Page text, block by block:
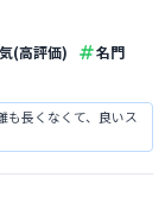
(高評価)
名門
も長くなくて、良いス